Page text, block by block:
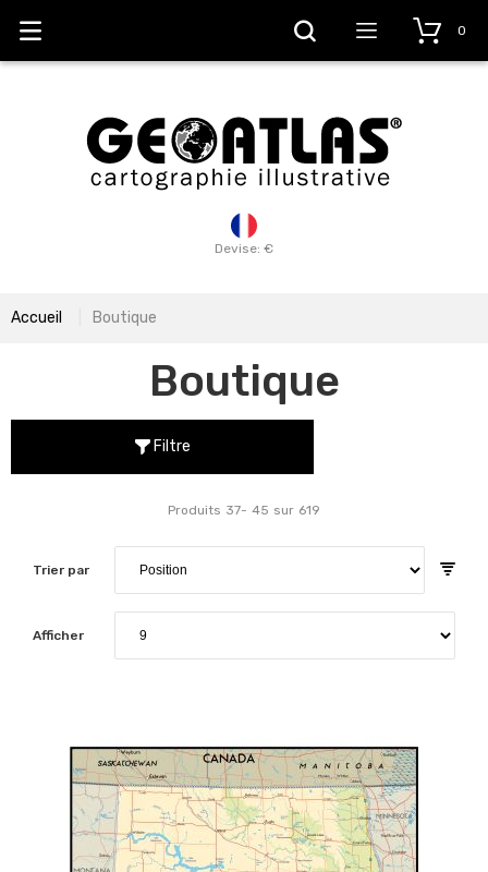
Devise: €
0
Accueil Boutique
Boutique
Filtre
Trier par
Produits 37- 45 sur 619
Afficher